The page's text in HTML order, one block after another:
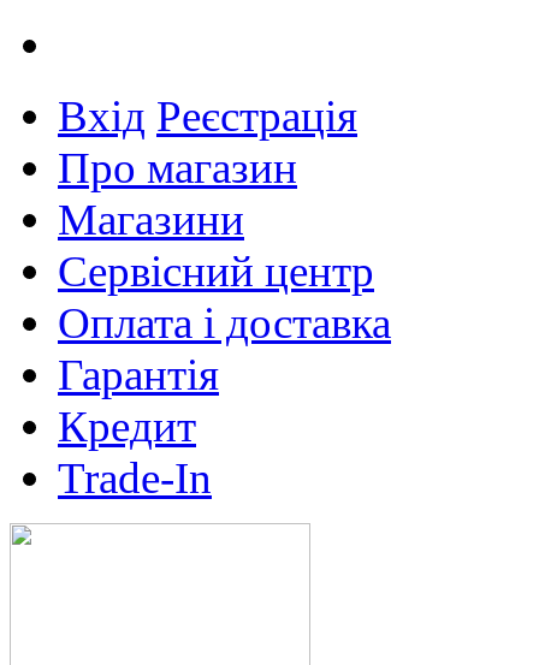
Вхід Реєстрація
Про магазин
Магазини
Сервісний центр
Оплата і доставка
Гарантія
Кредит
Trade-In